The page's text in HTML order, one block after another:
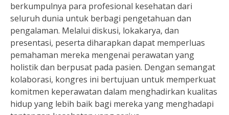
berkumpulnya para profesional kesehatan dari
seluruh dunia untuk berbagi pengetahuan dan
pengalaman. Melalui diskusi, lokakarya, dan
presentasi, peserta diharapkan dapat memperluas
pemahaman mereka mengenai perawatan yang
holistik dan berpusat pada pasien. Dengan semangat
kolaborasi, kongres ini bertujuan untuk memperkuat
komitmen keperawatan dalam menghadirkan kualitas
hidup yang lebih baik bagi mereka yang menghadapi